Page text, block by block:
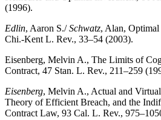
(1996).
Edlin, Aaron S./Schwatz, Alan, Optimal
Chi.-Kent L. Rev., 33–54 (2003).
Eisenberg, Melvin A., The Limits of
Contract, 47 Stan. L. Rev., 211–259
Eisenberg, Melvin A., Actual and
Theory of Efficient Breach, and the
Contract Law, 93 Cal. L. Rev.,